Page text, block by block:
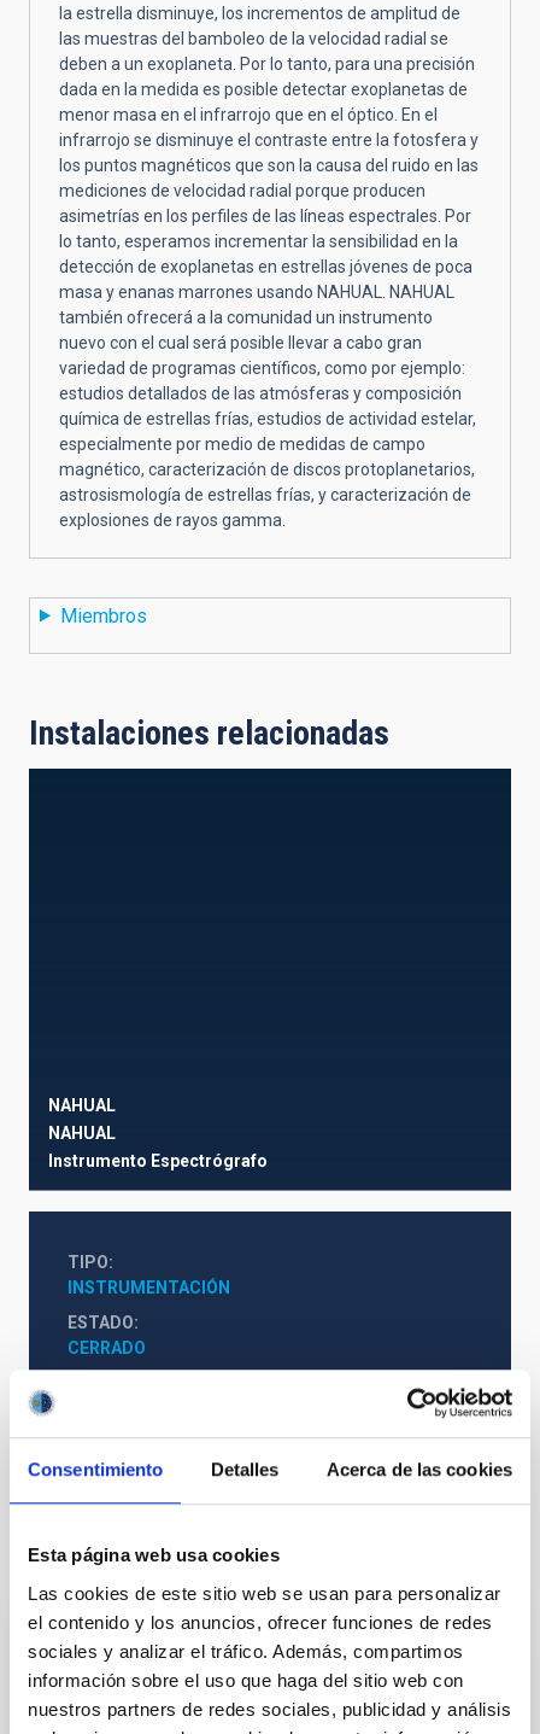
Consentimiento Detalles Acerca de las cookies
Esta página web usa cookies
Las cookies de este sitio web se usan para personalizar
el contenido y los anuncios, ofrecer funciones de redes
sociales y analizar el tráfico. Además, compartimos
información sobre el uso que haga del sitio web con
nuestros partners de redes sociales, publicidad y análisis
la estrella disminuye, los incrementos de amplitud de
las muestras del bamboleo de la velocidad radial se
deben a un exoplaneta. Por lo tanto, para una precisión
dada en la medida es posible detectar exoplanetas de
menor masa en el infrarrojo que en el óptico. En el
infrarrojo se disminuye el contraste entre la fotosfera y
los puntos magnéticos que son la causa del ruido en las
mediciones de velocidad radial porque producen
asimetrías en los perfiles de las líneas espectrales. Por
lo tanto, esperamos incrementar la sensibilidad en la
detección de exoplanetas en estrellas jóvenes de poca
masa y enanas marrones usando NAHUAL. NAHUAL
también ofrecerá a la comunidad un instrumento
nuevo con el cual será posible llevar a cabo gran
variedad de programas científicos, como por ejemplo:
estudios detallados de las atmósferas y composición
química de estrellas frías, estudios de actividad estelar,
especialmente por medio de medidas de campo
magnético, caracterización de discos protoplanetarios,
astrosismología de estrellas frías, y caracterización de
explosiones de rayos gamma.
Miembros
Instalaciones relacionadas
NAHUAL
NAHUAL
Instrumento Espectrógrafo
TIPO
INSTRUMENTACIÓN
ESTADO
CERRADO
Te puede interesar
WEAVE - WHT Enhanced Area Velocity
Explorer